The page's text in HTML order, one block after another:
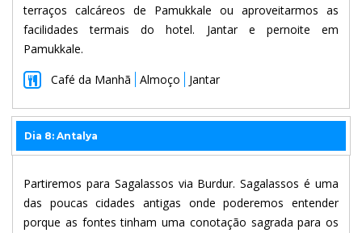
terraços calcáreos de Pamukkale ou aproveitarmos as
facilidades termais do hotel. Jantar e pernoite em
Pamukkale.
Café da Manhã
Almoço Jantar
Dia 8: Antalya
Partiremos para Sagalassos via Burdur. Sagalassos é uma
das poucas cidades antigas onde poderemos entender
porque as fontes tinham uma conotação sagrada para os